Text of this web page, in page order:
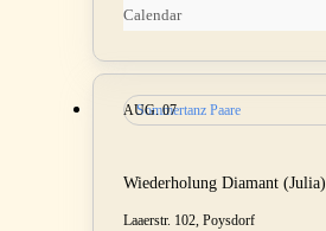
Calendar
Sommertanz Paare
AUG.07
Wiederholung Diamant (Julia)
Laaerstr. 102, Poysdorf